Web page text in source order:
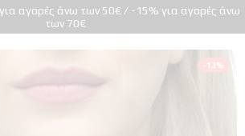
αγορές άνω των 50€ / -15% για αγορές άνω
των 70€
-13%